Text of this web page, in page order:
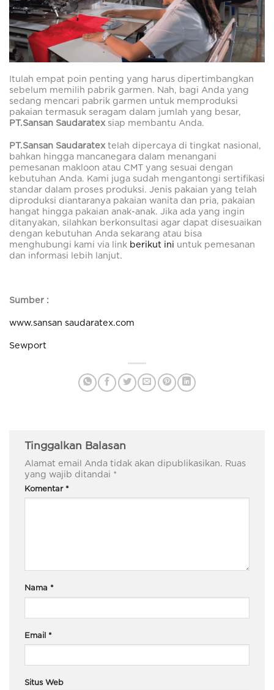
Itulah empat poin penting yang harus dipertimbangkan
sebelum memilih pabrik garmen. Nah, bagi Anda yang
sedang mencari pabrik garmen untuk memproduksi
pakaian termasuk seragam dalam jumlah yang besar,
PT.Sansan Saudaratexsiap membantu Anda.
PT.Sansan Saudaratex telah dipercaya di tingkat nasional,
bahkan hingga mancanegara dalam menangani
pemesanan makloon atau CMT yang sesuai dengan
kebutuhan Anda. Kami juga sudah mengantongi sertifikasi
standar dalam proses produksi. Jenis pakaian yang telah
diproduksi diantaranya pakaian wanita dan pria, pakaian
hangat hingga pakaian anak-anak. Jika ada yang ingin
ditanyakan, silahkan berkonsultasi agar dapat disesuaikan
dengan kebutuhan Anda sekarang atau bisa
menghubungi kami via link berikut ini untuk pemesanan
dan informasi lebih lanjut.
Sumber :
www.sansan saudaratex.com
Sewport
Tinggalkan Balasan
Alamat email Anda tidak akan dipublikasikan. Ruas
yang wajib ditandai *
Komentar *
Nama *
Email *
Situs Web